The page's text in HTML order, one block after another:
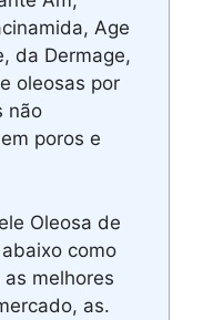
Age
da Dermage,
oleosas por
não
poros e
Oleosa de
como
melhores
as.